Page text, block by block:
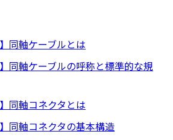
同軸ケーブルとは
同軸ケーブルの呼称と標準的な規
同軸コネクタとは
同軸コネクタの基本構造